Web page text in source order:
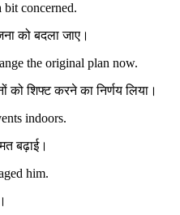
bit concerned.
को बदला जाए।
the original plan now.
शिफ्ट करने का निर्णय लिया।
indoors.
बढ़ाई।
him.